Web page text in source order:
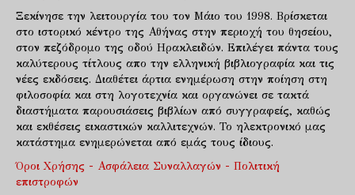
Ξεκίνησε την λειτουργία του τον Μάιο του 1998. Βρίσκεται
στο ιστορικό κέντρο της Αθήνας στην περιοχή του θησείου,
στον πεζόδρομο της οδού Ηρακλειδών. Επιλέγει πάντα τους
καλύτερους τίτλους απο την ελληνική βιβλιογραφία και τις
νέες εκδόσεις. Διαθέτει άρτια ενημέρωση στην ποίηση στη
φιλοσοφία και στη λογοτεχνία και οργανώνει σε τακτά
διαστήματα παρουσιάσεις βιβλίων από συγγραφείς, καθώς
και εκθέσεις εικαστικών καλλιτεχνών. Το ηλεκτρονικό μας
κατάστημα ενημερώνεται από εμάς τους ίδιους.
Όροι Χρήσης - Ασφάλεια Συναλλαγών - Πολιτική
επιστροφών